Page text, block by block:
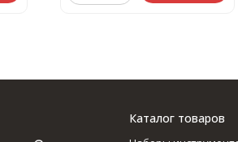
Каталог товаров